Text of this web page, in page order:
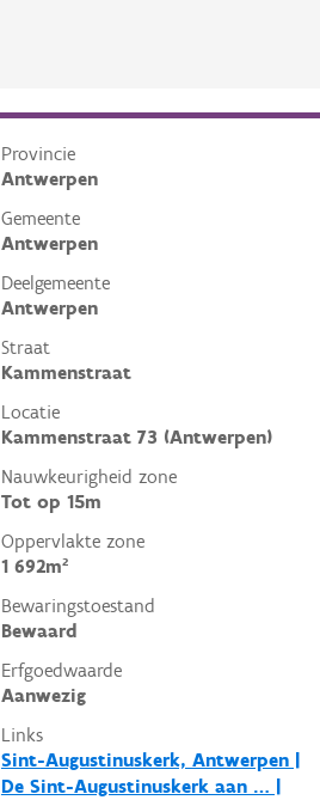
Provincie
Antwerpen
Gemeente
Antwerpen
Deelgemeente
Antwerpen
Straat
Kammenstraat
Locatie
Kammenstraat 73 (Antwerpen)
Nauwkeurigheid zone
Tot op 15m
Oppervlakte zone
1 692m²
Bewaringstoestand
Bewaard
Erfgoedwaarde
Aanwezig
Links
Sint-Augustinuskerk, Antwerpen |
De Sint-Augustinuskerk aan … |